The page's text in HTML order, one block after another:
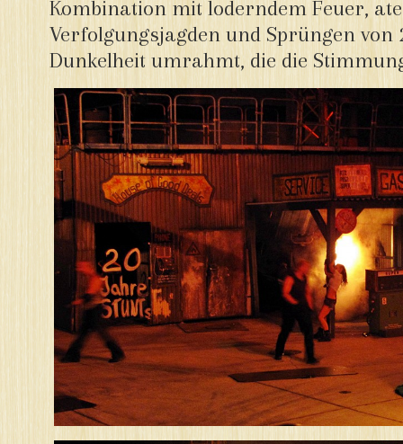
Kombination mit loderndem Feuer,
Verfolgungsjagden und Sprüngen von
Dunkelheit umrahmt, die die